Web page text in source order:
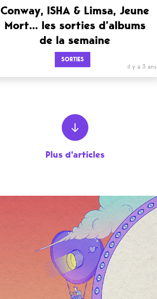
Conway, ISHA & Limsa, Jeune
Mort… les sorties d’albums
de la semaine
SORTIES
il y a 3 ans
Plus d'articles